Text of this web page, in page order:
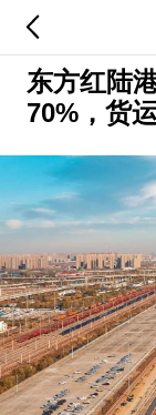
东方红陆
70%，货